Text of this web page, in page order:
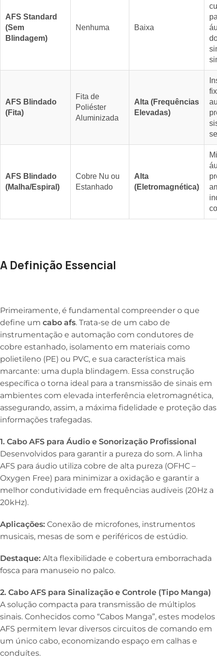
AFS Standard
(Sem
Blindagem)
Nenhuma Baixa
AFS Blindado
(Fita)
Fita de
Poliéster
Aluminizada
Alta (Frequências
Elevadas)
AFS Blindado
(Malha/Espiral)
Cobre Nu ou
Estanhado
Alta
(Eletromagnética)
A Definição Essencial
Primeiramente, é fundamental compreender o que
define um cabo afs. Trata-se de um cabo de
instrumentação e automação com condutores de
cobre estanhado, isolamento em materiais como
polietileno (PE) ou PVC, e sua característica mais
marcante: uma dupla blindagem. Essa construção
específica o torna ideal para a transmissão de sinais em
ambientes com elevada interferência eletromagnética,
assegurando, assim, a máxima fidelidade e proteção das
informações trafegadas.
1. Cabo AFS para Áudio e Sonorização Profissional
Desenvolvidos para garantir a pureza do som. A linha
AFS para áudio utiliza cobre de alta pureza (OFHC –
Oxygen Free) para minimizar a oxidação e garantir a
melhor condutividade em frequências audíveis (20Hz a
20kHz).
Aplicações: Conexão de microfones, instrumentos
musicais, mesas de som e periféricos de estúdio.
Destaque: Alta flexibilidade e cobertura emborrachada
fosca para manuseio no palco.
2. Cabo AFS para Sinalização e Controle (Tipo Manga)
A solução compacta para transmissão de múltiplos
sinais. Conhecidos como “Cabos Manga”, estes modelos
AFS permitem levar diversos circuitos de comando em
um único cabo, economizando espaço em calhas e
conduítes.